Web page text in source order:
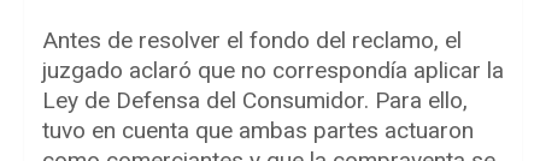
Antes de resolver el fondo del reclamo, el
juzgado aclaró que no correspondía aplicar la
Ley de Defensa del Consumidor. Para ello,
tuvo en cuenta que ambas partes actuaron